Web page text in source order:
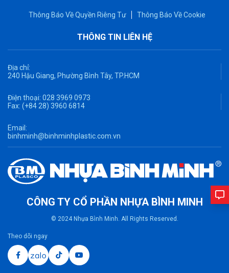
THÔNG TIN LIÊN HỆ
Thông Báo Về Quyền Riêng Tư Thông Báo Về Cookie
Địa chỉ:
240 Hậu Giang, Phường Bình Tây, TP.HCM
Điện thoại: 028 3969 0973
Fax: (+84 28) 3960 6814
Email:
binhminh@binhminhplastic.com.vn
CÔNG TY CỔ PHẦN NHỰA BÌNH MINH
© 2024 Nhựa Bình Minh. All Rights Reserved.
Theo dõi ngay